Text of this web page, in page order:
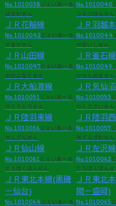
No.1010038 じぇいあーる
はなわせん
ＪＲ花輪線
No.1010040
うえつほんせん
ＪＲ羽越
No.1010042 じぇいあーる
やまだせん
ＪＲ山田線
No.1010044
かまいしせん
ＪＲ釜石線
No.1010047 じぇいあーる
おおふなとせん
ＪＲ大船渡線
No.1010049
けせんぬません
ＪＲ気仙
No.1010051 じぇいあーる
りくうとうせん
ＪＲ陸羽東線
No.1010053
りくうさいせん
ＪＲ陸羽
No.1010056 じぇいあーる
せんざんせん
ＪＲ仙山線
No.1010057
あてらざわせん
ＪＲ左沢線
No.1010061 じぇいあーる
とうほくほんせん
ＪＲ東北本線(黒磯
－仙台)
No.1010062
とうほくほんせ
ＪＲ東北
関－盛岡)
No.1010064 じぇいあーる No.1010065